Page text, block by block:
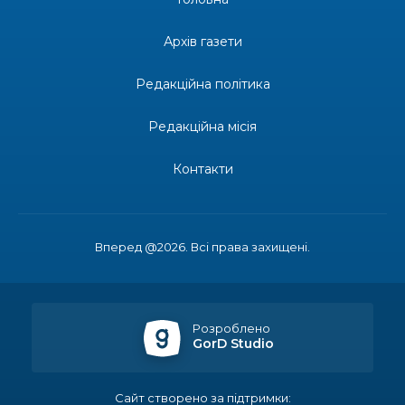
Одна з найяскравіших постатей Бахмута –
професійним святом
спецрахунки
Іпотеку для ВПО спростили, але з одним
Вперед @2026. Всі права захищені.
Архів газети
Редакційна політика
Редакційна місія
Контакти
Розроблено
GorD Studio
Сайт створено за підтримки: